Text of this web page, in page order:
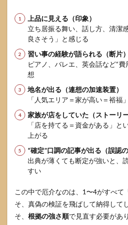
べき
か
本記
事で
扱う
／扱
わな
度
美桜
の実
家が
金持
を判
断す
るた
めの
上品に見える（印象）
立ち居振る舞い、話し方、清潔
良さそう」と感じる
習い事の経験が語られる（断片）
ピアノ、バレエ、英会話など“
想
地名が出る（連想の加速装置）
「人気エリア＝家が高い＝裕福
家族が店をしていた（ストーリー
「店を持てる＝資金がある」と
上がる
“確定”口調の記事が出る（誤認の
出典が薄くても断定が強いと、
すい
この中で厄介なのは、1〜4がすべて
そ、真偽の検証を飛ばして納得して
そ、 根拠の強さ順で見直す必要があ